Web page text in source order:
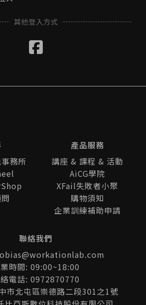
務所
產品服務
講座 & 課程 & 活動
AiCG學院
XFail失敗者小聚
購物須知
企業訓練補助申請
聯絡我們
時間: 09:00~18:00
電話: 0972870770
市北屯區崇德路二段301之1號